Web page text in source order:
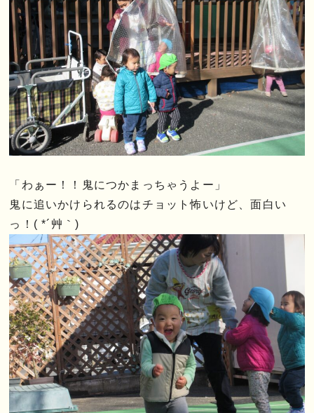
「わぁー！！鬼につかまっちゃうよー」
鬼に追いかけられるのはチョット怖いけど、面白い
っ！( *´艸｀)